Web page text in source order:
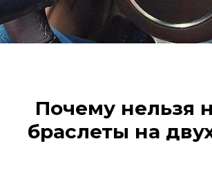
Почему нельзя
браслеты на